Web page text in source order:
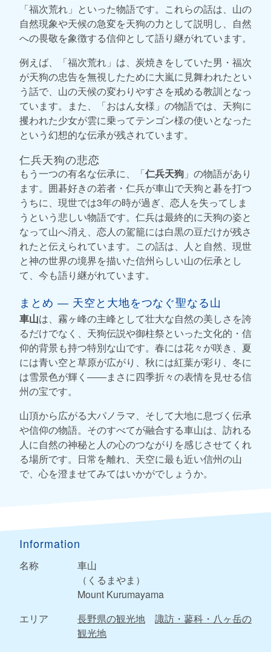
「福次荒れ」といった物語です。これらの話は、山の
自然現象や天候の急変を天狗の力として説明し、自然
への畏敬を象徴する信仰として語り継がれています。
例えば、「福次荒れ」は、炭焼きをしていた男・福次
が天狗の忠告を無視したために大嵐に見舞われたとい
う話で、山の天候の変わりやすさを戒める教訓となっ
ています。また、「おはん女様」の物語では、天狗に
攫われた少女が雲に乗ってテンゴン様の使いとなった
という幻想的な伝承が残されています。
仁兵天狗の悲恋
もう一つの有名な伝承に、「仁兵天狗 」の物語があり
ます。囲碁好きの若者・仁兵が車山で天狗と碁を打つ
うちに、現世では3年の時が過ぎ、恋人を失ってしま
うという悲しい物語です。仁兵は最終的に天狗の姿と
なって山へ消え、恋人の駕籠には白黒の豆だけが残さ
れたと伝えられています。この話は、人と自然、現世
と神の世界の境界を描いた信州らしい山の伝承とし
て、今も語り継がれています。
まとめ ― 天空と大地をつなぐ聖なる山
車山は、霧ヶ峰の主峰として壮大な自然の美しさを誇
るだけでなく、天狗伝説や御柱祭といった文化的・信
仰的背景も持つ特別な山です。春には花々が咲き、夏
には青い空と草原が広がり、秋には紅葉が彩り、冬に
は雪景色が輝く――まさに四季折々の表情を見せる信
州の宝です。
山頂から広がる大パノラマ、そして大地に息づく伝承
や信仰の物語。そのすべてが融合する車山は、訪れる
人に自然の神秘と人の心のつながりを感じさせてくれ
る場所です。日常を離れ、天空に最も近い信州の山
で、心を澄ませてみてはいかがでしょうか。
Information
名称
車山
（くるまやま）
Mount Kurumayama
エリア
長野県の観光地
諏訪・蓼科・八ヶ岳の
観光地